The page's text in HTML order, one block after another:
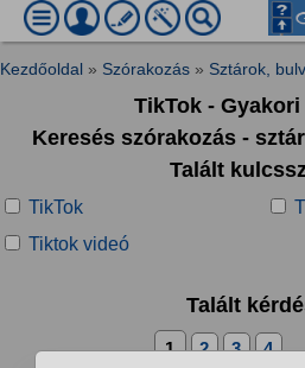
Kezdőoldal » Szórakozás » Sztárok,
TikTok -
Keresés szórakozás -
Talált
TikTok
Tiktok videó
Talált
1 2 3 4 ...